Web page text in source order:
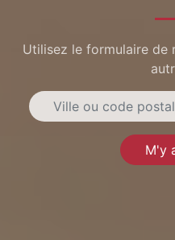
Utilisez le formulaire de
M'y